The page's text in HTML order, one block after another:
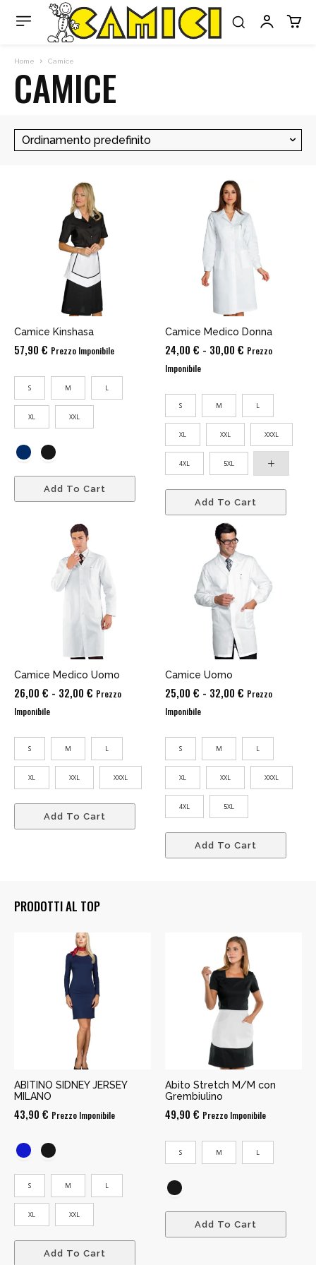
Home Camice
CAMICE
Camice Kinshasa
57,90 € Prezzo Imponibile
S M L
XL XXL
Add To Cart
Camice Medico Donna
24,00 € - 30,00 € Fascia
24,00 €
30,00 €
Prezzo
Imponibile
S M L
XL XXL XXXL
4XL 5XL
Add To Cart
Camice Medico Uomo
26,00 € - 32,00 € Fascia
26,00 €
Prezzo
Imponibile
S M L
XL XXL XXXL
Add To Cart
Camice Uomo
25,00 € - 32,00 € Fascia
25,00 €
32,00 €
Prezzo
Imponibile
S M L
XL XXL XXXL
4XL 5XL
Add To Cart
PRODOTTI AL TOP
ABITINO SIDNEY JERSEY
MILANO
43,90 € Prezzo Imponibile
S M L
XL XXL
Add To Cart
Abito Stretch M/M con
Grembiulino
49,90 € Prezzo Imponibile
S M L
Add To Cart